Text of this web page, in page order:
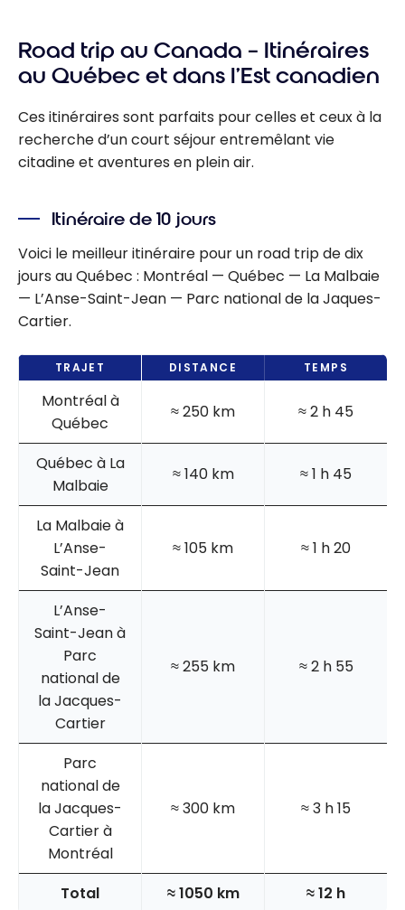
et budget
de 6 jours
dans
l’Ouest
canadien
Road trip au Canada – Itinéraires
au Québec et dans l’Est canadien
Ces itinéraires sont parfaits pour celles et ceux à la
recherche d’un court séjour entremêlant vie
citadine et aventures en plein air.
Itinéraire de 10 jours
Voici le meilleur itinéraire pour un road trip de dix
jours au Québec : Montréal — Québec — La Malbaie
— L’Anse-Saint-Jean — Parc national de la Jaques-
Cartier.
TRAJET DISTANCE TEMPS
Montréal à
Québec
≈ 250 km ≈ 2 h 45
Québec à La
Malbaie
≈ 140 km ≈ 1 h 45
La Malbaie à
L’Anse-
Saint-Jean
≈ 105 km ≈ 1 h 20
L’Anse-
Saint-Jean à
Parc
national de
la Jacques-
Cartier
≈ 255 km ≈ 2 h 55
Parc
national de
la Jacques-
Cartier à
Montréal
≈ 300 km ≈ 3 h 15
Total ≈ 1050 km ≈ 12 h